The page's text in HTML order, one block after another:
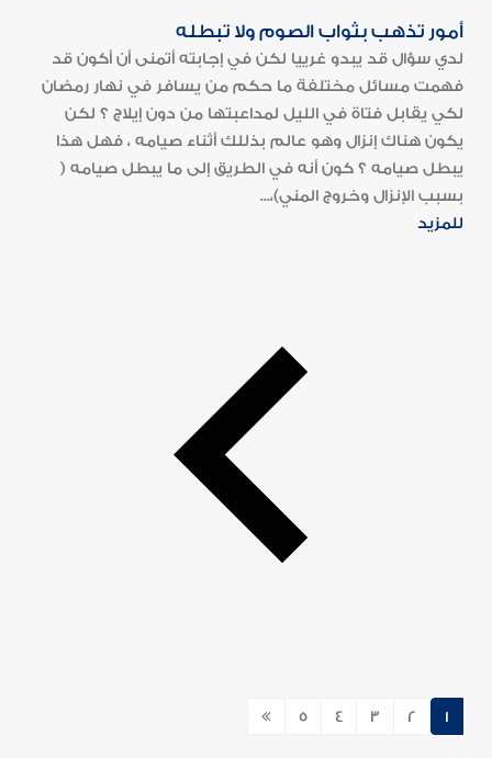
أمور تذهب بثواب الصوم ولا تبطله
لدي سؤال قد يبدو غرييا لكن في إجابته أتمنى أن أكون قد
فهمت مسائل مختلفة ما حكم من يسافر في نهار رمضان
لكي يقابل فتاة في الليل لمداعبتها من دون إيلاج ؟ لكن
يكون هناك إنزال وهو عالم بذللك أثناء صيامه ، فهل هذا
يبطل صيامه ؟ كون أنه في الطريق إلى ما يبطل صيامه (
بسبب الإنزال وخروج المني)،...
للمزيد
1
2
3
4
5